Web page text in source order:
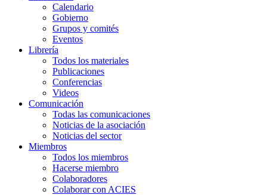
Calendario
Gobierno
Grupos y comités
Eventos
Librería
Todos los materiales
Publicaciones
Conferencias
Videos
Comunicación
Todas las comunicaciones
Noticias de la asociación
Noticias del sector
Miembros
Todos los miembros
Hacerse miembro
Colaboradores
Colaborar con ACIES